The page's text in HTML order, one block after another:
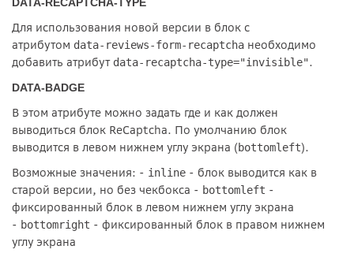
Для использования новой версии в блок с
атрибутом data-reviews-form-recaptcha необходимо
добавить атрибут data-recaptcha-type="invisible".
DATA-BADGE
В этом атрибуте можно задать где и как должен
выводиться блок ReCaptcha. По умолчанию блок
выводится в левом нижнем углу экрана (bottomleft).
Возможные значения: - inline - блок выводится как в
старой версии, но без чекбокса - bottomleft -
фиксированный блок в левом нижнем углу экрана
- bottomright - фиксированный блок в правом нижнем
углу экрана